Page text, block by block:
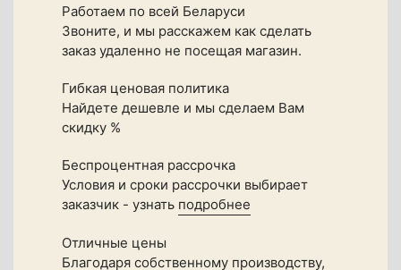
Работаем по всей Беларуси
Звоните, и мы расскажем как сделать
заказ удаленно не посещая магазин.
Гибкая ценовая политика
Найдете дешевле и мы сделаем Вам
скидку %
Беспроцентная рассрочка
Условия и сроки рассрочки выбирает
заказчик - узнать подробнее
Отличные цены
Благодаря собственному производству,